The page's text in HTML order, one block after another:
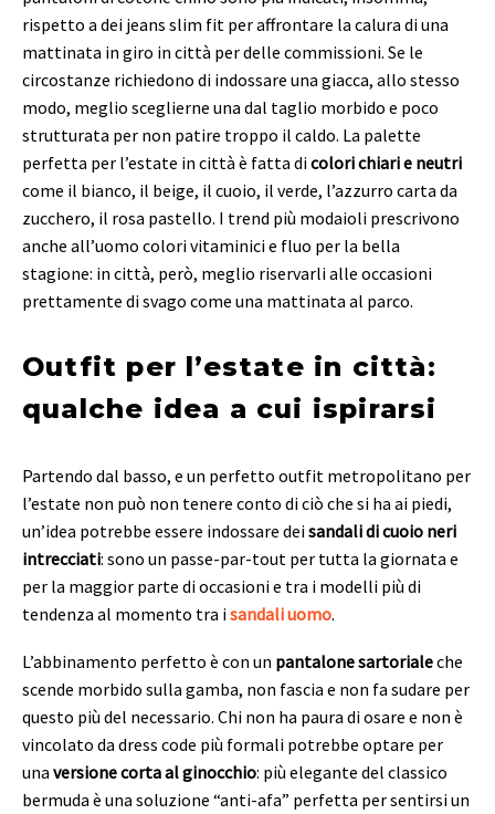
rispetto a dei jeans slim fit per affrontare la calura di una
mattinata in giro in città per delle commissioni. Se le
circostanze richiedono di indossare una giacca, allo stesso
modo, meglio sceglierne una dal taglio morbido e poco
strutturata per non patire troppo il caldo. La palette
perfetta per l’estate in città è fatta dicolori chiari e neutri
come il bianco, il beige, il cuoio, il verde, l’azzurro carta da
zucchero, il rosa pastello. I trend più modaioli prescrivono
anche all’uomo colori vitaminici e fluo per la bella
stagione: in città, però, meglio riservarli alle occasioni
prettamente di svago come una mattinata al parco.
Outfit per l’estate in città:
qualche idea a cui ispirarsi
Partendo dal basso, e un perfetto outfit metropolitano per
l’estate non può non tenere conto di ciò che si ha ai piedi,
un’idea potrebbe essere indossare deisandali di cuoio neri
intrecciati: sono un passe-par-tout per tutta la giornata e
per la maggior parte di occasioni e tra i modelli più di
tendenza al momento tra isandali uomo.
L’abbinamento perfetto è con un pantalone sartorialeche
scende morbido sulla gamba, non fascia e non fa sudare per
questo più del necessario. Chi non ha paura di osare e non è
vincolato da dress code più formali potrebbe optare per
una versione corta al ginocchio: più elegante del classico
bermuda è una soluzione “anti-afa” perfetta per sentirsi un